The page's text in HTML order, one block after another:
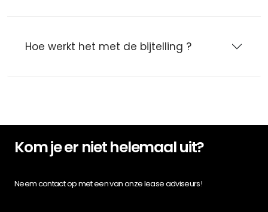
Hoe werkt het met de bijtelling ?
Kom je er niet helemaal uit?
Neem contact op met een van onze lease adviseurs!